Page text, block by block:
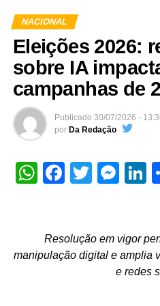
NACIONAL
Eleições 2026:
sobre IA
campanhas de
Publicado 30/07/2026 -
por Da Redação
WhatsApp
Twitter
Resolução em vigor
manipulação digital e amplia
e redes